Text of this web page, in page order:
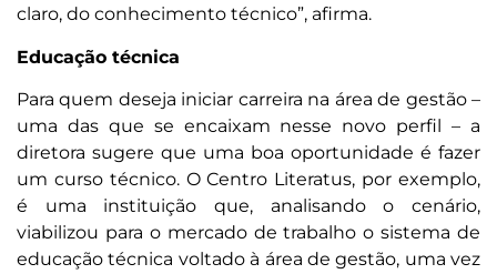
claro, do conhecimento técnico”, afirma.
Educação técnica
Para quem deseja iniciar carreira na área de gestão –
uma das que se encaixam nesse novo perfil – a
diretora sugere que uma boa oportunidade é fazer
um curso técnico. O Centro Literatus, por exemplo,
é uma instituição que, analisando o cenário,
viabilizou para o mercado de trabalho o sistema de
educação técnica voltado à área de gestão, uma vez